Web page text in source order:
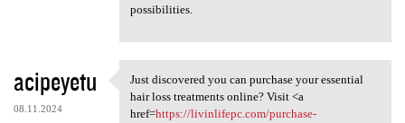
possibilities.
acipeyetu
08.11.2024
Just discovered you can
Just discovered you can purchase your essential
hair loss treatments online? Visit <a
href=https://livinlifepc.com/purchase-